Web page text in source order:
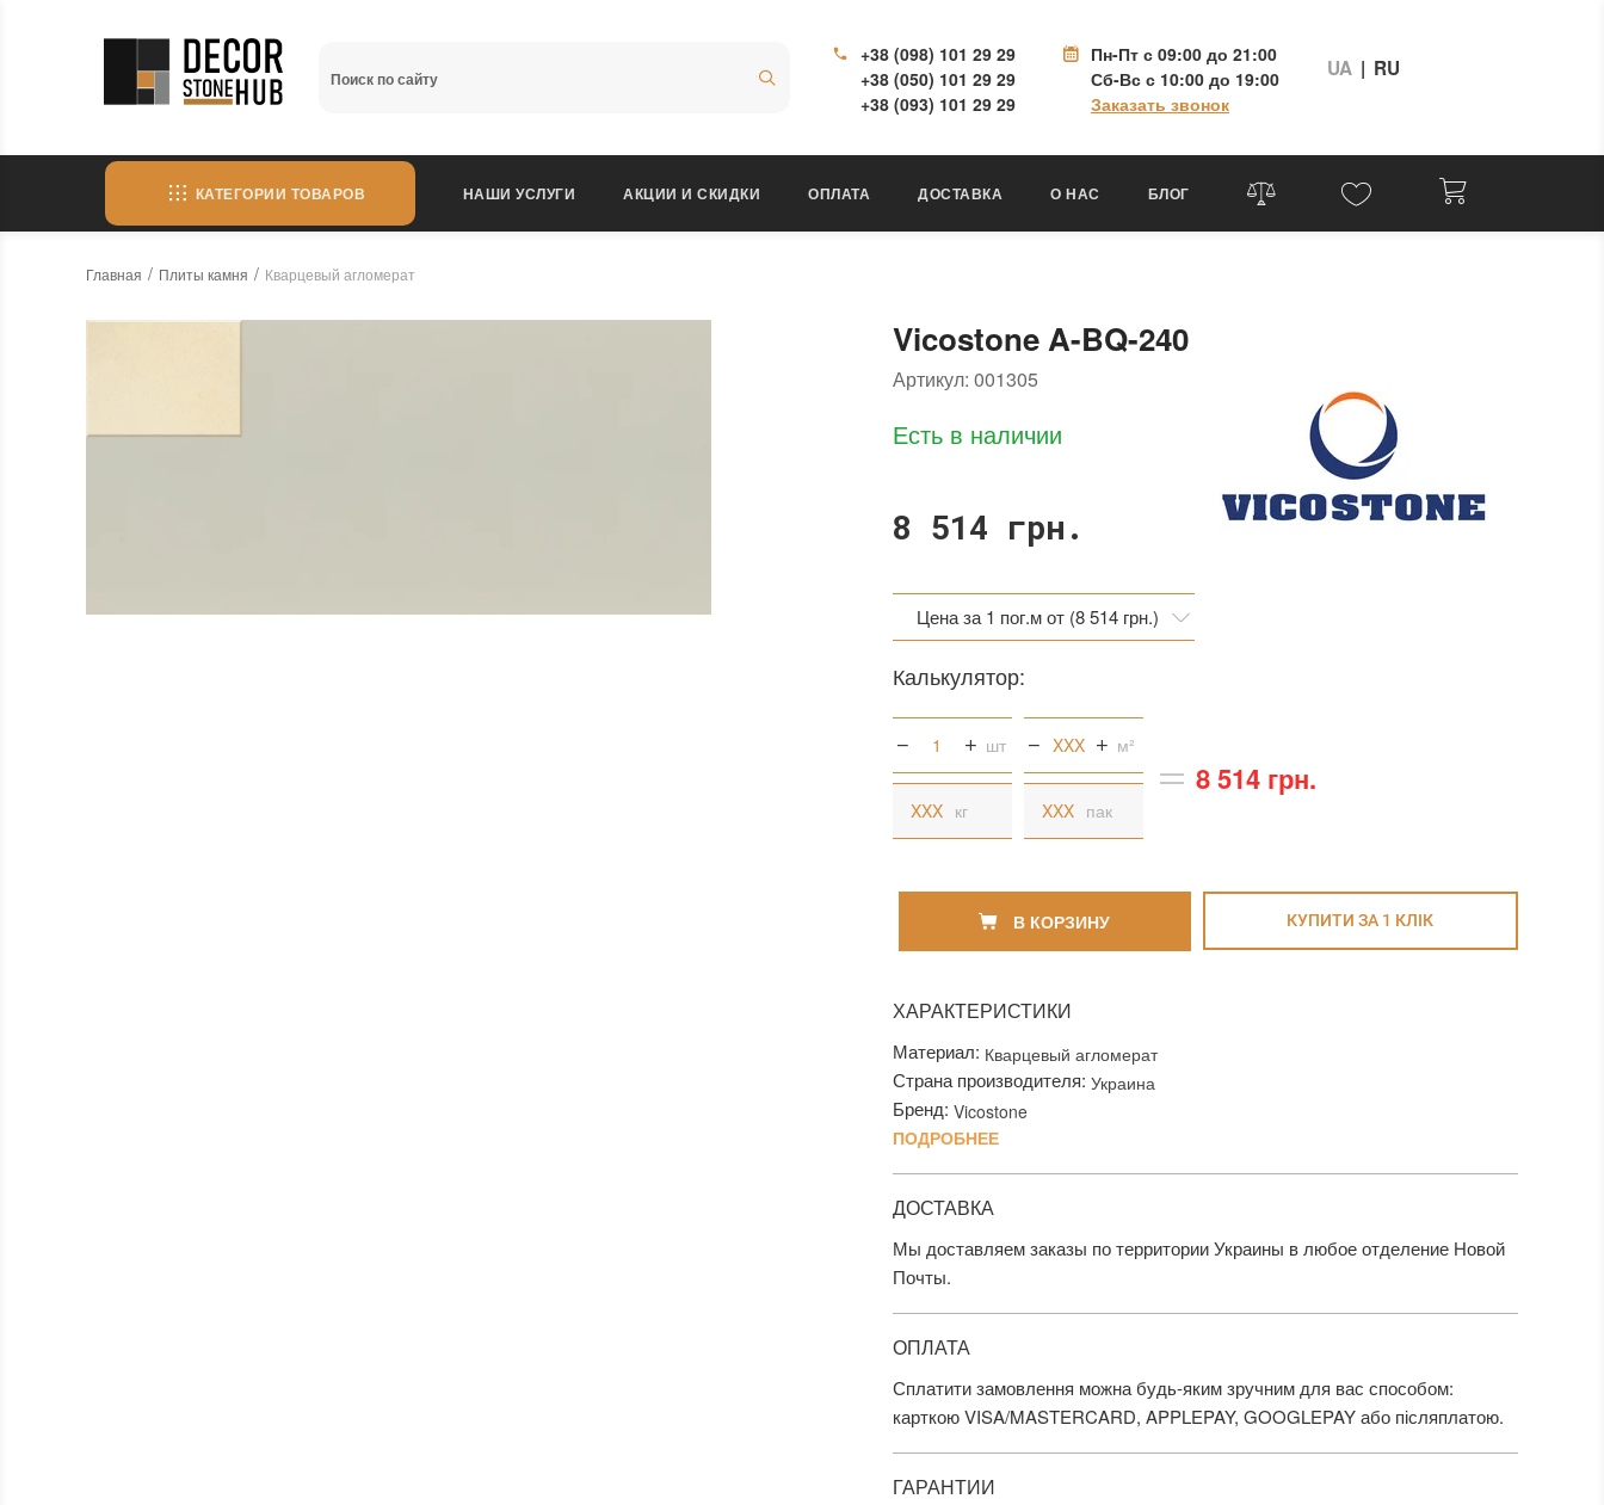
+38 (098) 101 29 29
+38 (050) 101 29 29
+38 (093) 101 29 29
Пн-Пт с 09:00 до 21:00
Сб-Вс с 10:00 до 19:00
Заказать звонок
UA | RU
КАТЕГОРИИ ТОВАРОВ НАШИ УСЛУГИ АКЦИИ И СКИДКИ ОПЛАТА ДОСТАВКА О НАС БЛОГ
Главная Плиты камня Кварцевый агломерат
Vicostone A-BQ-240
Артикул: 001305
Есть в наличии
8 514 грн.
Цена за 1 пог.м от (8 514 грн.)
Цена за 1 кв.м (9 142 грн.)
Калькулятор:
шт м²
кг пак
8 514 грн.
В КОРЗИНУ КУПИТИ ЗА 1 КЛIК
ХАРАКТЕРИСТИКИ
Материал: Кварцевый агломерат
Страна производителя: Украина
Бренд: Vicostone
ПОДРОБНЕЕ
ДОСТАВКА
Мы доставляем заказы по территории Украины в любое отделение Новой
Почты.
ОПЛАТА
Сплатити замовлення можна будь-яким зручним для вас способом:
карткою VISA/MASTERCARD, APPLEPAY, GOOGLEPAY або післяплатою.
ГАРАНТИИ